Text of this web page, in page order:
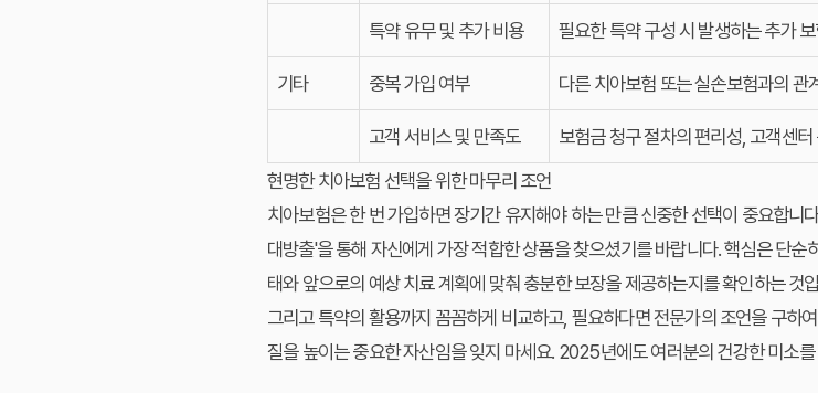
특약 유무 및 추가 비용 필요한 특약 구성 시 발생하는 추가
기타 중복 가입 여부 다른 치아보험 또는 실손보험과의 관
고객 서비스 및 만족도
보험금 청구 절차의 편리성, 고객센
현명한 치아보험 선택을 위한 마무리 조언
치아보험은 한 번 가입하면 장기간 유지해야 하는 만큼 신중한 선택이 중요합니
대방출'을 통해 자신에게 가장 적합한 상품을 찾으셨기를 바랍니다. 핵심은 단
태와 앞으로의 예상 치료 계획에 맞춰 충분한 보장을 제공하는지를 확인하는 것
그리고 특약의 활용까지 꼼꼼하게 비교하고, 필요하다면 전문가의 조언을 구하
질을 높이는 중요한 자산임을 잊지 마세요. 2025년에도 여러분의 건강한 미소